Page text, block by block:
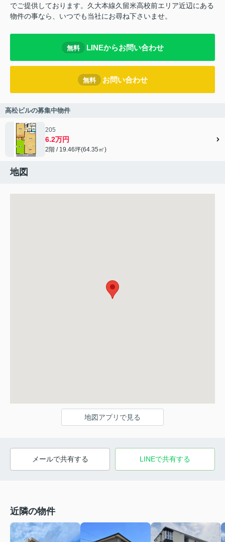
でご提供しております。久大本線久留米高校前エリア近辺にある
物件の事なら、いつでも当社にお尋ね下さいませ。
無料 LINEからお問い合わせ
無料 お問い合わせ
高松ビルの募集中物件
205
6.2万円
2階 / 19.46坪(64.35㎡)
地図
地図アプリで見る
メールで共有する LINEで共有する
近隣の物件